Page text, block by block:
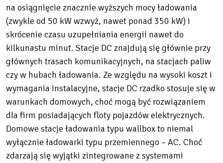
na osiągnięcie znacznie wyższych mocy ładowania
(zwykle od 50 kW wzwyż, nawet ponad 350 kW) i
skrócenie czasu uzupełniania energii nawet do
kilkunastu minut. Stacje DC znajdują się głównie przy
głównych trasach komunikacyjnych, na stacjach paliw
czy w hubach ładowania. Ze względu na wysoki koszt i
wymagania instalacyjne, stacje DC rzadko stosuje się w
warunkach domowych, choć mogą być rozwiązaniem
dla firm posiadających floty pojazdów elektrycznych.
Domowe stacje ładowania typu wallbox to niemal
wyłącznie ładowarki typu przemiennego – AC. Choć
zdarzają się wyjątki zintegrowane z systemami